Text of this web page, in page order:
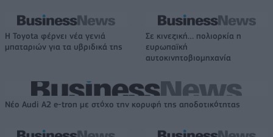
Η Toyota φέρνει νέα γενιά
μπαταριών για τα υβριδικά της
Σε κινεζική… πολιορκία η
ευρωπαϊκή
αυτοκινητοβιομηχανία
Νέο Audi A2 e-tron με στόχο την κορυφή της αποδοτικότητας